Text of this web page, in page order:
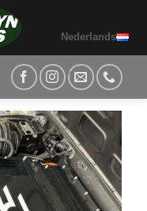
Nederlands